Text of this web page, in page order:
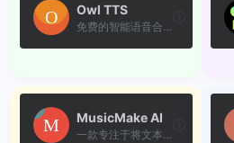
Owl TTS
免费的智能语音合成工具，全...
MusicMake AI
一款专注于将文本描述转化为...